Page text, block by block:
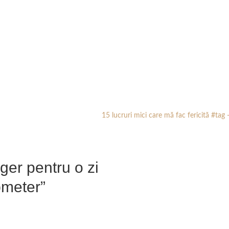
15 lucruri mici care mă fac fericită #tag
pentru o zi